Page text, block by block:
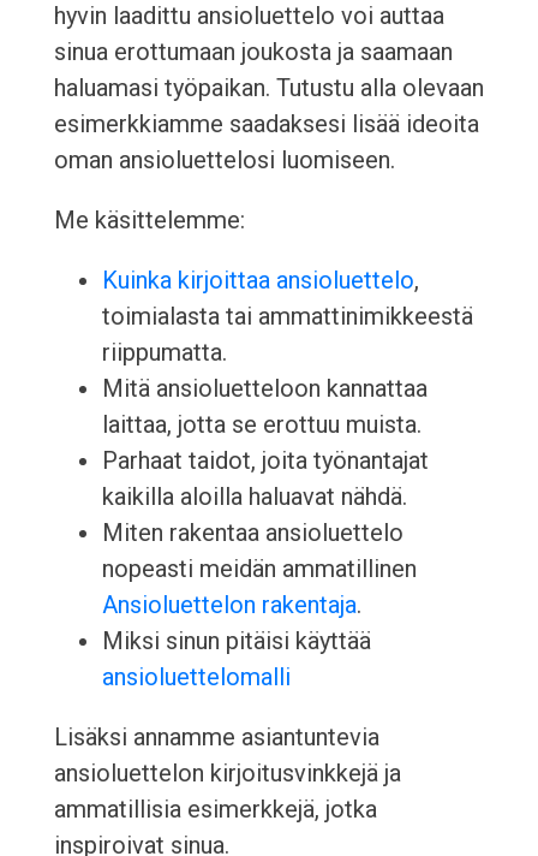
hyvin laadittu ansioluettelo voi auttaa
sinua erottumaan joukosta ja saamaan
haluamasi työpaikan. Tutustu alla olevaan
esimerkkiamme saadaksesi lisää ideoita
oman ansioluettelosi luomiseen.
Me käsittelemme:
Kuinka kirjoittaa ansioluettelo,
toimialasta tai ammattinimikkeestä
riippumatta.
Mitä ansioluetteloon kannattaa
laittaa, jotta se erottuu muista.
Parhaat taidot, joita työnantajat
kaikilla aloilla haluavat nähdä.
Miten rakentaa ansioluettelo
nopeasti meidän ammatillinen
Ansioluettelon rakentaja.
Miksi sinun pitäisi käyttää
ansioluettelomalli
Lisäksi annamme asiantuntevia
ansioluettelon kirjoitusvinkkejä ja
ammatillisia esimerkkejä, jotka
inspiroivat sinua.